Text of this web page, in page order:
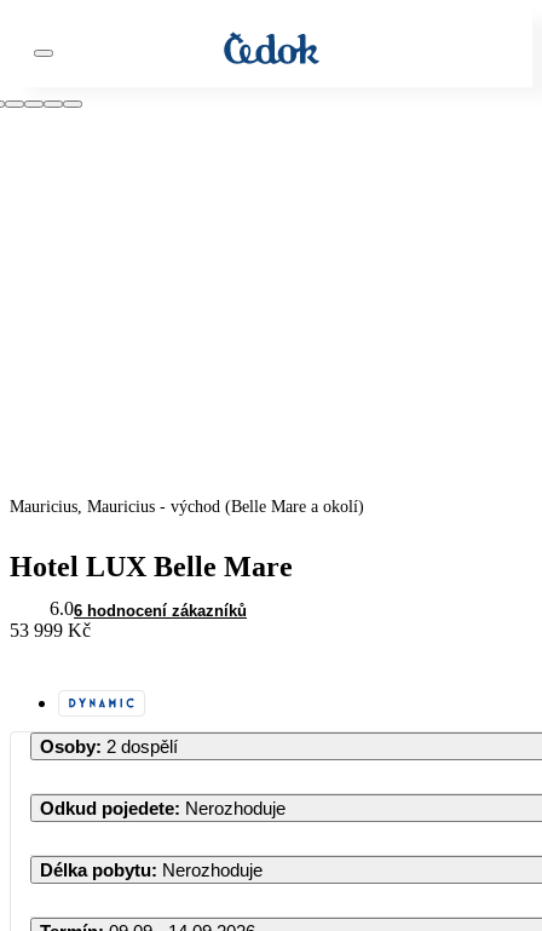
Mauricius, Mauricius - východ (Belle Mare a okolí)
Hotel LUX Belle Mare
6.06 hodnocení zákazníků
53 999 Kč
Osoby: 2 dospělí
Odkud pojedete: Nerozhoduje
Délka pobytu: Nerozhoduje